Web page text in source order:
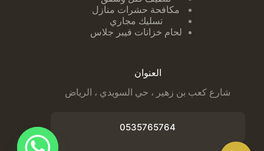
مكافحة حشرات منازل
تسليك مجاري
لحام خزانات فيبر جلاس
العنوان
شارع كعب بن زهير ، حي السويدي ، الرياض
0535765764